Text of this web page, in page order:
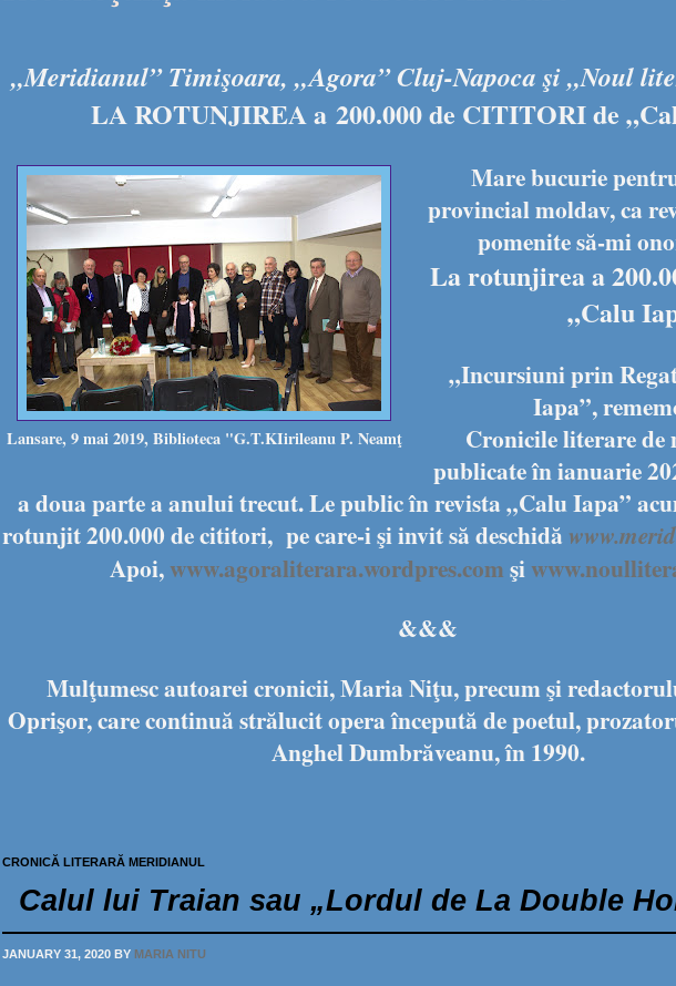
„Meridianul” Timişoara, „Agora” Cluj-Napoca şi „Noul
LA ROTUNJIREA a 200.000 de CITITORI de
Lansare, 9 mai 2019, Biblioteca "G.T.KIirileanu P. Neamţ
Mare bucurie
provincial moldav, ca
pomenite să-mi
La rotunjirea a
„Calu
„Incursiuni prin
Iapa”,
Cronicile literare de
publicate în ianuarie
a doua parte a anului trecut. Le public în revista „Calu Iapa”
rotunjit 200.000 de cititori, pe care-i şi invit să deschidă
Apoi,www.agoraliterara.wordpres.comşi
&&&
Mulţumesc autoarei cronicii, Maria Niţu, precum şi
Oprişor, care continuă strălucit opera începută de poetul,
Anghel Dumbrăveanu, în 1990.
CRONICĂ LITERARĂ MERIDIANUL
Calul lui Traian sau „Lordul de La Double
JANUARY 31, 2020 BY MARIA NITU